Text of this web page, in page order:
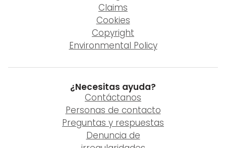
Claims
Cookies
Copyright
Environmental Policy
¿Necesitas ayuda?
Contáctanos
Personas de contacto
Preguntas y respuestas
Denuncia de